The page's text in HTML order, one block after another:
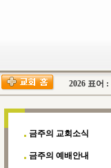
2026 표어 :
금주의 교회소식
금주의 예배안내